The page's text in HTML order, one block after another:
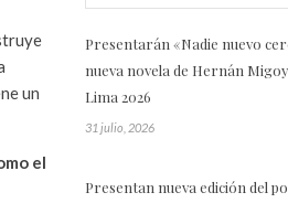
un
el
Presentarán «Nadie nuevo
nueva novela de Hernán
Lima 2026
31 julio, 2026
Presentan nueva edición del